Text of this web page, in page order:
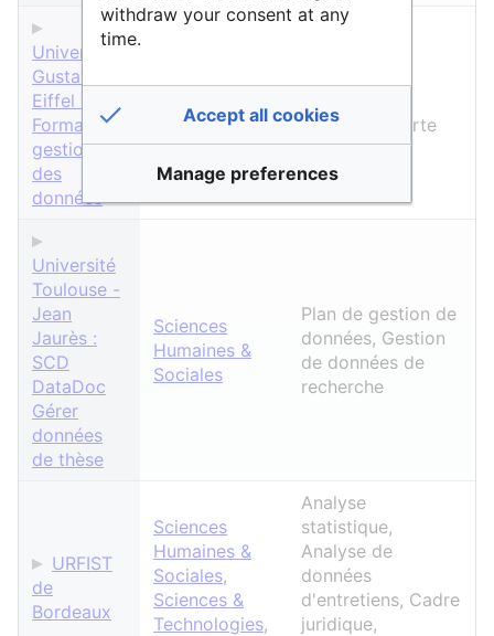
Université
Gustave
Eiffel :
Formation
gestion
des
données
Sciences &
Technologies,
Vie & Santé
Science ouverte
Université
Toulouse -
Jean
Jaurès :
SCD
DataDoc
Gérer
données
de thèse
Sciences
Humaines &
Sociales
Plan de gestion de
données, Gestion
de données de
recherche
URFIST
de
Bordeaux
Sciences
Humaines &
Sociales,
Sciences &
Technologies,
Analyse
statistique,
Analyse de
données
d'entretiens, Cadre
juridique,
withdraw your consent at any
time.
Accept all cookies
Manage preferences